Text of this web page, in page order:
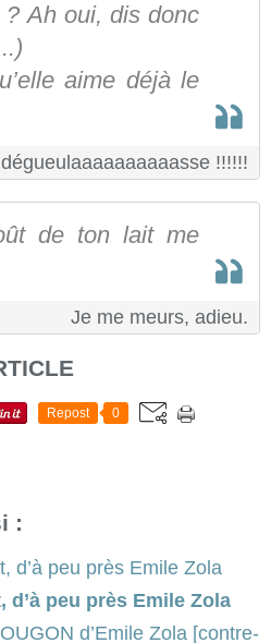
Ah oui, dis donc
aime déjà le
!!!!!!
de ton lait me
Je me meurs, adieu.
Repost 0
:
d’à peu près Emile Zola